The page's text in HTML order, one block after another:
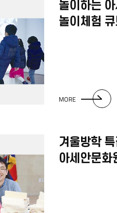
놀이하는
놀이체험
MORE
겨울방학
아세안문화